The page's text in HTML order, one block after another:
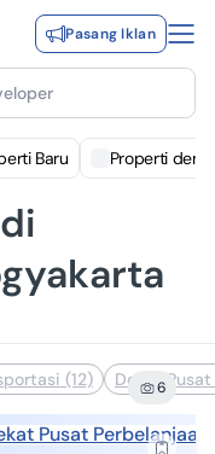
Pasang Iklan
Baru Properti
(12) Dekat Pusat
6
Pusat Perbelanjaan